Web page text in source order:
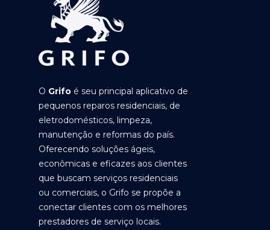
O Grifo é seu principal aplicativo de
pequenos reparos residenciais, de
eletrodomésticos, limpeza,
manutenção e reformas do país.
Oferecendo soluções ágeis,
econômicas e eficazes aos clientes
que buscam serviços residenciais
ou comerciais, o Grifo se propõe a
conectar clientes com os melhores
prestadores de serviço locais.